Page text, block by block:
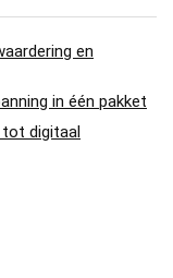
en
in één pakket
tot digitaal